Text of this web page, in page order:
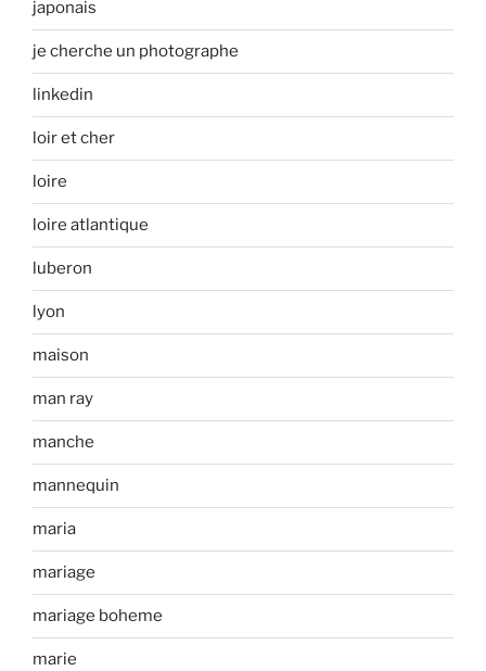
japonais
je cherche un photographe
linkedin
loir et cher
loire
loire atlantique
luberon
lyon
maison
man ray
manche
mannequin
maria
mariage
mariage boheme
marie